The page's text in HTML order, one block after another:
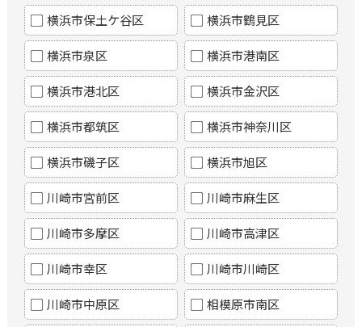
横浜市保土ケ谷区 横浜市鶴見区
横浜市泉区 横浜市港南区
横浜市港北区 横浜市金沢区
横浜市都筑区 横浜市神奈川区
横浜市磯子区 横浜市旭区
川崎市宮前区 川崎市麻生区
川崎市多摩区 川崎市高津区
川崎市幸区 川崎市川崎区
川崎市中原区 相模原市南区